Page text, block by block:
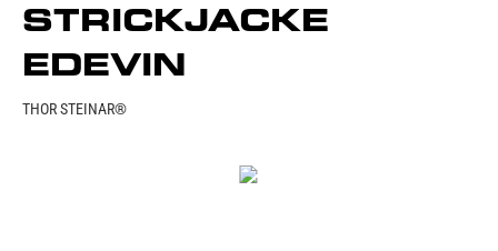
STRICKJACKE
EDEVIN
THOR STEINAR®